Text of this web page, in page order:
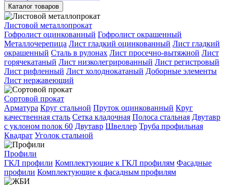
Каталог товаров
Листовой металлопрокат
Гофролист оцинкованный Гофролист окрашенный
Металлочерепица Лист гладкий оцинкованный Лист гладкий
окрашенный Сталь в рулонах Лист просечно-вытяжной Лист
горячекатаный Лист низколегрированный Лист регистровый
Лист рифленный Лист холоднокатаный Доборные элементы
Лист нержавеющий
Сортовой прокат
Арматура Круг стальной Пруток оцинкованный Круг
качественная сталь Сетка кладочная Полоса стальная Двутавр
с уклоном полок 60 Двутавр Швеллер Труба профильная
Квадрат Уголок стальной
Профили
ГКЛ профили Комплектующие к ГКЛ профилям Фасадные
профили Комплектующие к фасадным профилям